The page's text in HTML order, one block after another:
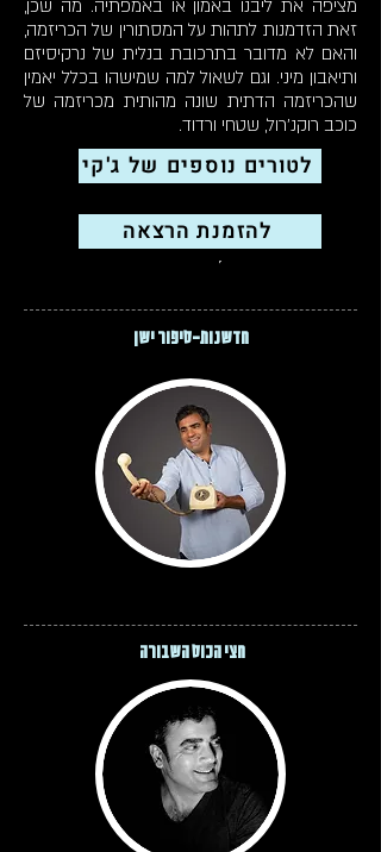
הרצאות
תוכן זה כל הסיפור
חדשנות-סיפור ישן
חצי הכוס השבורה
מציפה את ליבנו באמון או באמפתיה. מה שכן,
זאת הזדמנות לתהות על המסתורין של הכריזמה,
והאם לא מדובר בתרכובת בנלית של נרקיסיזם
ותיאבון מיני. וגם לשאול למה שמישהו בכלל יאמין
שהכריזמה הדתית שונה מהותית מכריזמה של
כוכב רוקנ'רול, שטחי ורדוד.
לטורים נוספים של ג'קי
להזמנת הרצאה